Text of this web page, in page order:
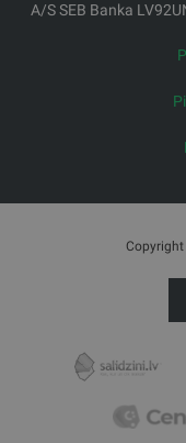
A/S SEB Banka